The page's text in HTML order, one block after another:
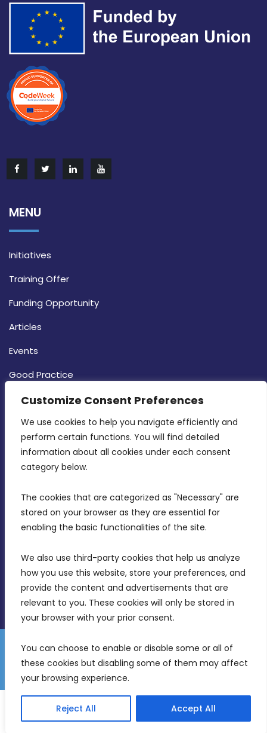
Customize Consent Preferences
We use cookies to help you navigate efficiently and
perform certain functions. You will find detailed
information about all cookies under each consent
category below.
The cookies that are categorized as "Necessary" are
stored on your browser as they are essential for
enabling the basic functionalities of the site.
We also use third-party cookies that help us analyze
how you use this website, store your preferences, and
provide the content and advertisements that are
relevant to you. These cookies will only be stored in
your browser with your prior consent.
You can choose to enable or disable some or all of
these cookies but disabling some of them may affect
your browsing experience.
Reject All Accept All
MENU
Initiatives
Training Offer
Funding Opportunity
Articles
Events
Good Practice
Strategy
CONTACT INFO
MDIA, Twenty20 Business Centre, Triq l-
Birkirkara, CBD 3050
(356) 21 828 800
Office Hours: 7AM - 4PM
Gender Equality Plan
Data Protection Policy
© 2026 Malta Digital Innovation. All Rights Reserved.
Malti